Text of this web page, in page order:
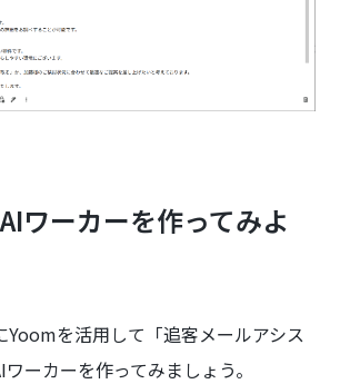
ワーカーを作ってみよ
Yoomを活用して「追客メールアシス
ーカーを作ってみましょう。